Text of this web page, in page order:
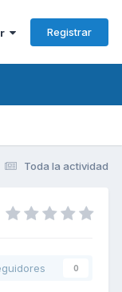
Registrar
Toda la actividad
0